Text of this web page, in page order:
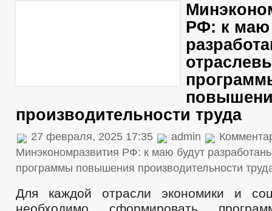
РФ: к маю
производительности труда
27 февраля, 2025 17:35 admin
Минэкономразвития РФ: к маю будут
программы повышения производительности
Для каждой отрасли экономики и